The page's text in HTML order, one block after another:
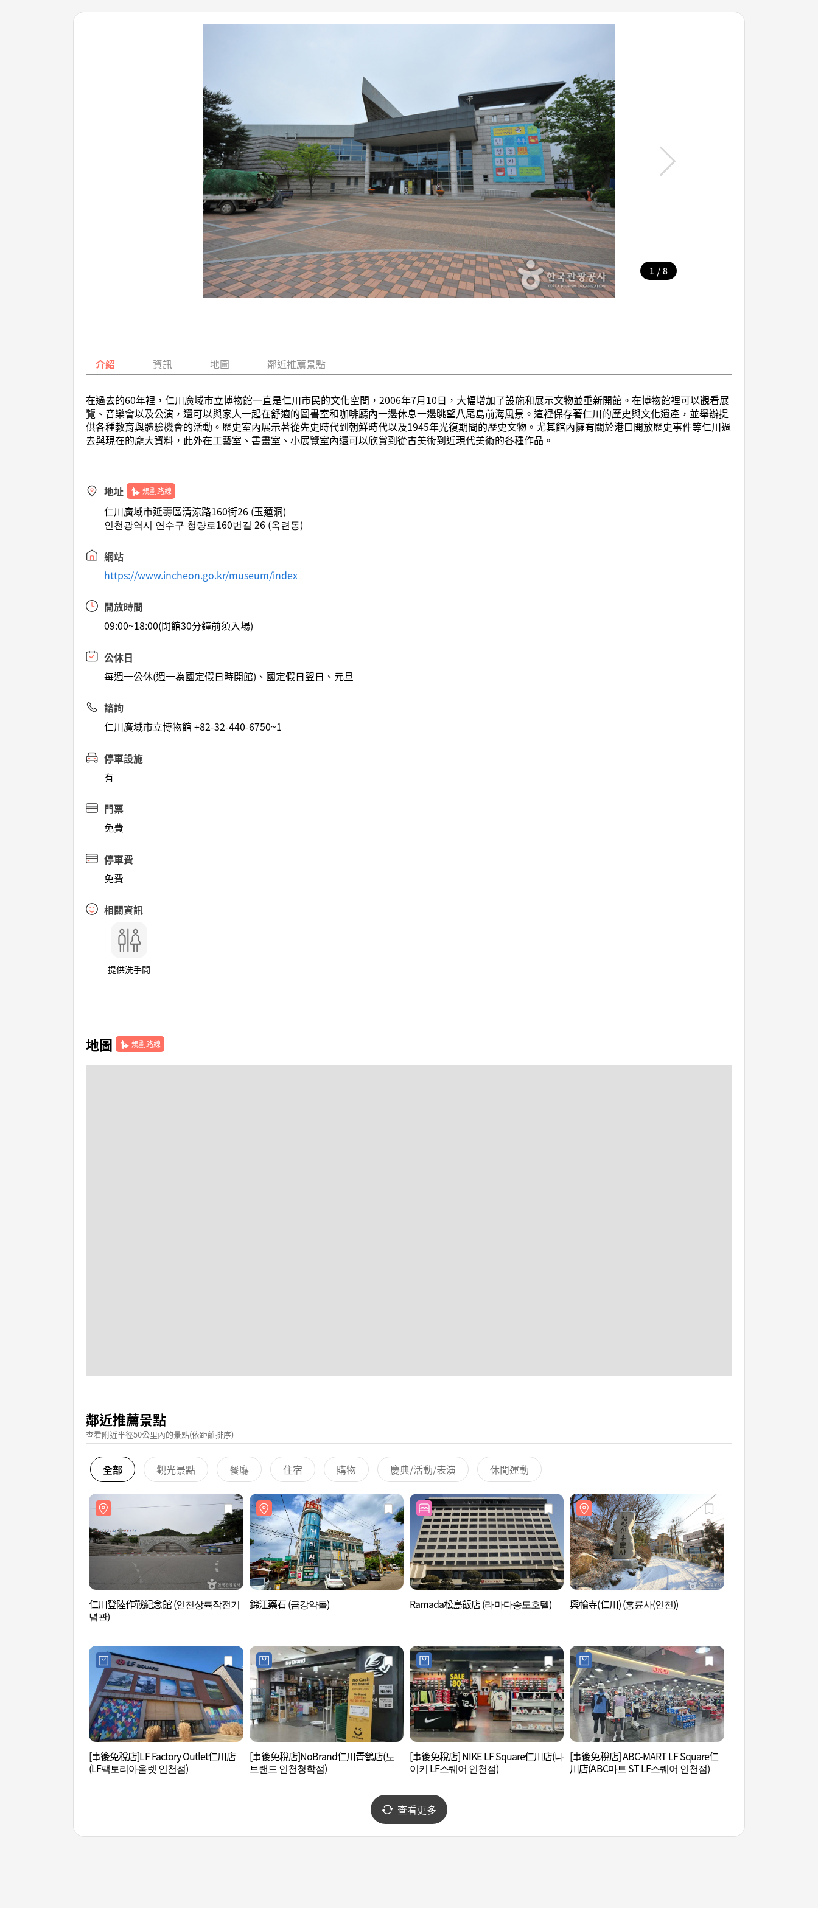
1 / 8
介紹 資訊 地圖 鄰近推薦景點
在過去的60年裡，仁川廣域市立博物館一直是仁川市民的文化空間，2006年7月10日，大幅增加了設施和展示文物並重新開館。在博物館裡可以觀看展
覽、音樂會以及公演，還可以與家人一起在舒適的圖書室和咖啡廳內一邊休息一邊眺望八尾島前海風景。這裡保存著仁川的歷史與文化遺產，並舉辦提
供各種教育與體驗機會的活動。歷史室內展示著從先史時代到朝鮮時代以及1945年光復期間的歷史文物。尤其館內擁有關於港口開放歷史事件等仁川過
去與現在的龐大資料，此外在工藝室、書畫室、小展覽室內還可以欣賞到從古美術到近現代美術的各種作品。
地址 規劃路線
仁川廣域市延壽區清涼路160街26 (玉蓮洞)
인천광역시 연수구 청량로160번길 26 (옥련동)
網站
https://www.incheon.go.kr/museum/index
開放時間
09:00~18:00(閉館30分鐘前須入場)
公休日
每週一公休(週一為國定假日時開館)、國定假日翌日、元旦
諮詢
仁川廣域市立博物館 +82-32-440-6750~1
停車設施
有
門票
免費
停車費
免費
相關資訊
提供洗手間
地圖 規劃路線
鄰近推薦景點
查看附近半徑50公里內的景點(依距離排序)
全部 觀光景點 餐廳 住宿 購物 慶典/活動/表演 休閒運動
仁川登陸作戰紀念館 (인천상륙작전기
념관)
錦江藥石 (금강약돌) Ramada松島飯店 (라마다송도호텔) 興輪寺(仁川) (흥륜사(인천))
[事後免稅店]LF Factory Outlet仁川店
(LF팩토리아울렛 인천점)
[事後免稅店]NoBrand仁川青鶴店(노
브랜드 인천청학점)
[事後免稅店] NIKE LF Square仁川店(나
이키 LF스퀘어 인천점)
[事後免稅店] ABC-MART LF Square仁
川店(ABC마트 ST LF스퀘어 인천점)
查看更多